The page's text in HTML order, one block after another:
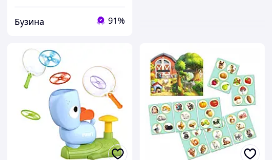
Бузина 91%